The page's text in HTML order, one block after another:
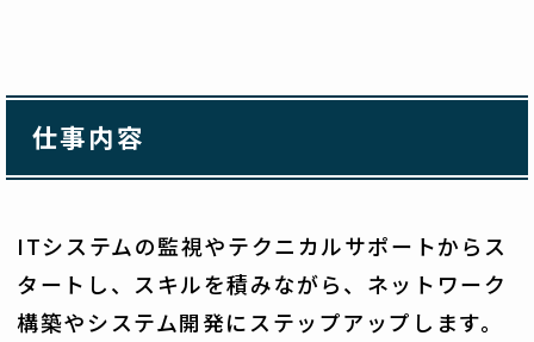
仕事内容
ITシステムの監視やテクニカルサポートからス
タートし、スキルを積みながら、ネットワーク
構築やシステム開発にステップアップします。